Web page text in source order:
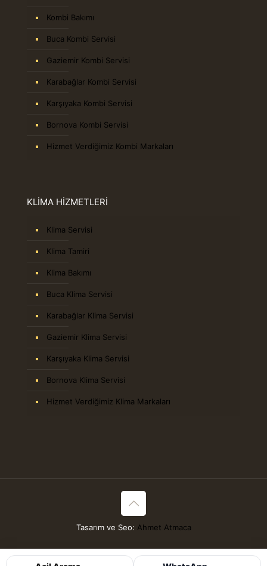
Kombi Bakımı
Buca Kombi Servisi
Gaziemir Kombi Servisi
Karabağlar Kombi Servisi
Karşıyaka Kombi Servisi
Bornova Kombi Servisi
Hizmet Verdiğimiz Kombi Markaları
KLİMA HİZMETLERİ
Klima Servisi
Klima Tamiri
Klima Bakımı
Buca Klima Servisi
Karabağlar Klima Servisi
Gaziemir Klima Servisi
Karşıyaka Klima Servisi
Bornova Klima Servisi
Hizmet Verdiğimiz Klima Markaları
Tasarım ve Seo: Ahmet Atmaca